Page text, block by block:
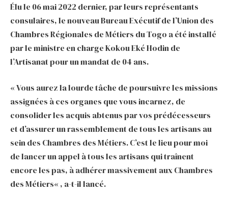
Élu le 06 mai 2022 dernier, par leurs représentants
consulaires, le nouveau Bureau Exécutif de l’Union des
Chambres Régionales de Métiers du Togo a été installé
par le ministre en charge Kokou Eké Hodin de
l’Artisanat pour un mandat de 04 ans.
« Vous aurez la lourde tâche de poursuivre les missions
assignées à ces organes que vous incarnez, de
consolider les acquis abtenus par vos prédécesseurs
et d’assurer un rassemblement de tous les artisans au
sein des Chambres des Métiers. C’est le lieu pour moi
de lancer un appel à tous les artisans qui traînent
encore les pas, à adhérer massivement aux Chambres
des Métiers« , a-t-il lancé.